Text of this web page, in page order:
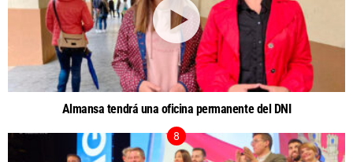
Almansa tendrá una oficina permanente del DNI